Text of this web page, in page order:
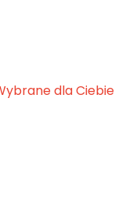
dla Ciebie